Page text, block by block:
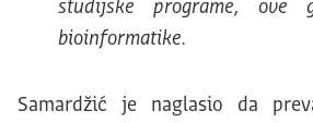
studijske programe, ove
bioinformatike.
Samardžić je naglasio da